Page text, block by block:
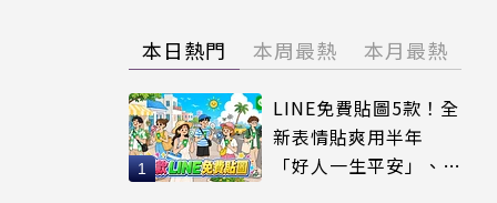
本日熱門 本周最熱 本月最熱
LINE免費貼圖5款！全
新表情貼爽用半年
「好人一生平安」、